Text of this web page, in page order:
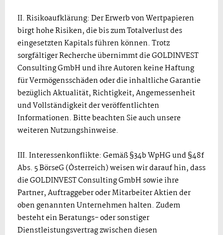
II. Risikoaufklärung: Der Erwerb von Wertpapieren
birgt hohe Risiken, die bis zum Totalverlust des
eingesetzten Kapitals führen können. Trotz
sorgfältiger Recherche übernimmt die GOLDINVEST
Consulting GmbH und ihre Autoren keine Haftung
für Vermögensschäden oder die inhaltliche Garantie
bezüglich Aktualität, Richtigkeit, Angemessenheit
und Vollständigkeit der veröffentlichten
Informationen. Bitte beachten Sie auch unsere
weiteren Nutzungshinweise.
III. Interessenkonflikte: Gemäß §34b WpHG und §48f
Abs. 5 BörseG (Österreich) weisen wir darauf hin, dass
die GOLDINVEST Consulting GmbH sowie ihre
Partner, Auftraggeber oder Mitarbeiter Aktien der
oben genannten Unternehmen halten. Zudem
besteht ein Beratungs- oder sonstiger
Dienstleistungsvertrag zwischen diesen